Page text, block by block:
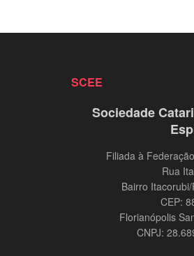
SCEE
Sociedade
Filiada à
Rua
Bairro
CEP:
Florianópolis
CNPJ: